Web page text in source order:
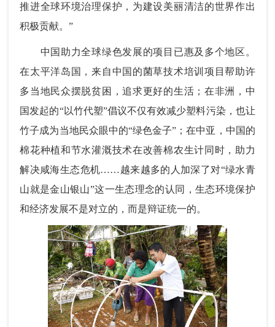
推进全球环境治理保护，为建设美丽清洁的世界作出
积极贡献。”
中国助力全球绿色发展的项目已惠及多个地区。
在太平洋岛国，来自中国的菌草技术培训项目帮助许
多当地民众摆脱贫困，追求更好的生活；在非洲，中
国发起的“以竹代塑”倡议不仅有效减少塑料污染，也让
竹子成为当地民众眼中的“绿色金子”；在中亚，中国的
棉花种植和节水灌溉技术在改善棉农生计同时，助力
解决咸海生态危机……越来越多的人加深了对“绿水青
山就是金山银山”这一生态理念的认同，生态环境保护
和经济发展不是对立的，而是辩证统一的。